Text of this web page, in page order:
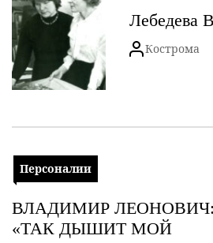
Лебедева
Кострома
Персоналии
ВЛАДИМИР ЛЕОНОВИЧ:
«ТАК ДЫШИТ МОЙ